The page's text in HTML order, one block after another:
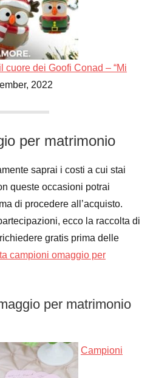
cuore dei Goofi Conad – “Mi
2022
per matrimonio
saprai i costi a cui stai
queste occasioni potrai
di procedere all’acquisto.
ecco la raccolta di
gratis prima delle
campioni omaggio per
per matrimonio
Campioni